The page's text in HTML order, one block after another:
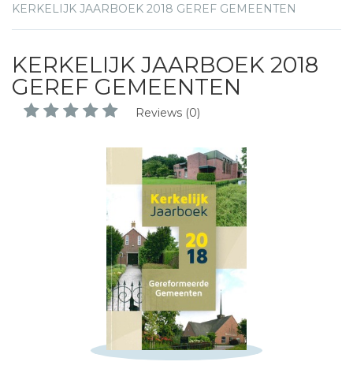
KERKELIJK JAARBOEK 2018 GEREF GEMEENTEN
KERKELIJK JAARBOEK 2018
GEREF GEMEENTEN
Reviews (0)
Schrijf hieronder je review!